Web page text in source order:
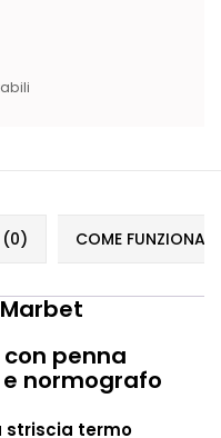
(0) COME
con penna
normografo
striscia termo